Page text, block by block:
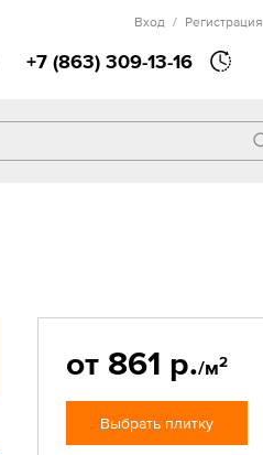
+7 (863) 309-13-16
Вход / Регистрация
от 861 р./м2
Выбрать плитку